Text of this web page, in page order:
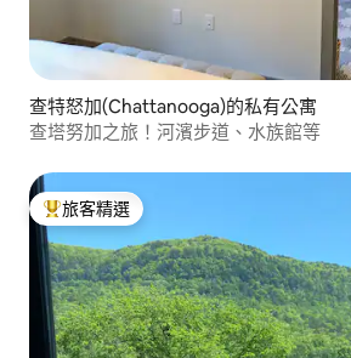
查特怒加(Chattanooga)的私有公寓
查塔努加之旅！河濱步道、水族館等
旅客精選榜首
旅客精選